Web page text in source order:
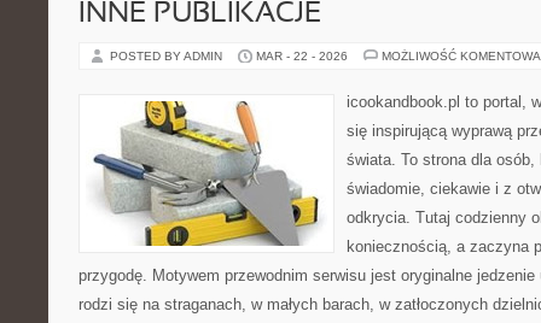
INNE PUBLIKACJE
POSTED BY ADMIN MAR - 22 - 2026 MOŻLIWOŚĆ
icookandbook.pl to portal,
się inspirującą wyprawą
świata. To strona dla
świadomie, ciekawie i z
odkrycia. Tutaj codzienny
koniecznością, a zaczyna
przygodę. Motywem przewodnim serwisu jest oryginalne
rodzi się na straganach, w małych barach, w zatłoczonych